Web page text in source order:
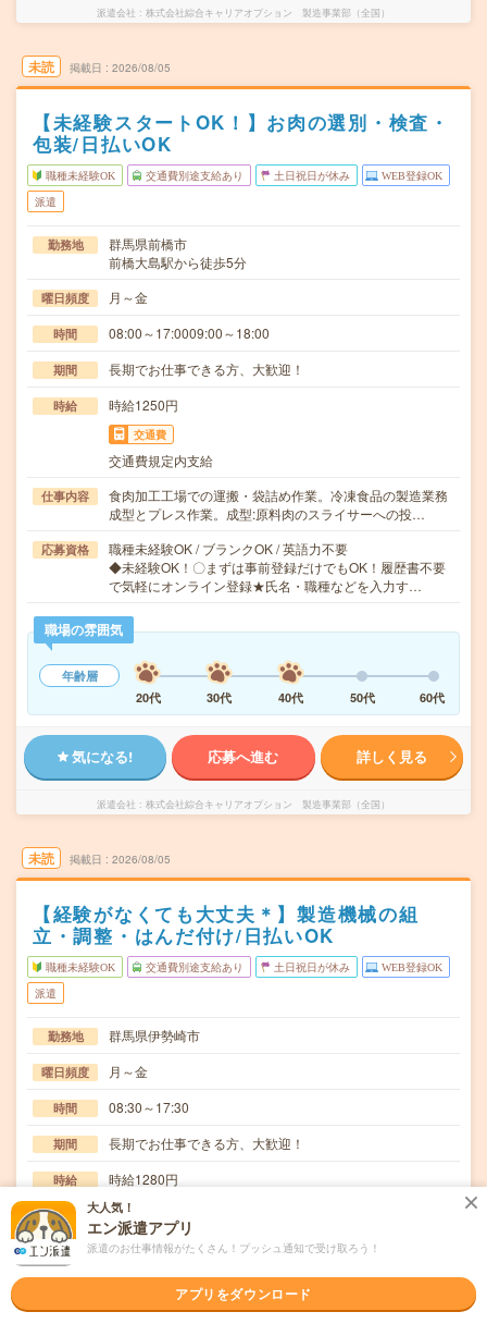
派遣会社 株式会社綜合キャリアオプション 製造事業部（全国）
未読 掲載日 2026/08/05
【未経験スタートOK！】お肉の選別・検査・
包装/日払いOK
職種未経験OK 交通費別途支給あり 土日祝日が休み WEB登録OK
派遣
勤務地
群馬県前橋市
前橋大島駅から徒歩5分
曜日頻度 月～金
時間 08:00～17:0009:00～18:00
期間 長期でお仕事できる方、大歓迎！
時給 時給1250円
交通費
交通費規定内支給
仕事内容
食肉加工工場での運搬・袋詰め作業。冷凍食品の製造業務
成型とプレス作業。成型:原料肉のスライサーへの投…
応募資格
職種未経験OK / ブランクOK / 英語力不要
◆未経験OK！〇まずは事前登録だけでもOK！履歴書不要
で気軽にオンライン登録★氏名・職種などを入力す…
職場の雰囲気
年齢層
20代
30代 40代 50代 60代
気になる! 応募へ進む 詳しく見る
派遣会社 株式会社綜合キャリアオプション 製造事業部（全国）
未読 掲載日 2026/08/05
【経験がなくても大丈夫＊】製造機械の組
立・調整・はんだ付け/日払いOK
職種未経験OK 交通費別途支給あり 土日祝日が休み WEB登録OK
派遣
勤務地 群馬県伊勢崎市
曜日頻度 月～金
時間 08:30～17:30
期間 長期でお仕事できる方、大歓迎！
時給 時給1280円
交通費規定内支給
仕事内容
する作業をお願いします。精密機械を1台完成させる…
大人気！
エン派遣アプリ
派遣のお仕事情報がたくさん！プッシュ通知で受け取ろう！
アプリをダウンロード